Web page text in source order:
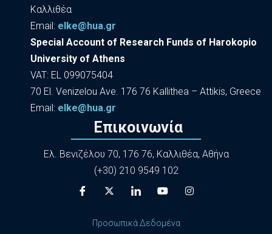
Καλλιθέα
Εmail: elke@hua.gr
Special Account of Research Funds of Harokopio
University of Athens
VAT: EL 099075404
70 El. Venizelou Ave. 176 76 Kallithea – Attikis, Greece
Εmail: elke@hua.gr
Επικοινωνία
Ελ. Βενιζέλου 70, 176 76, Καλλιθέα, Αθήνα
(+30) 210 9549 102
Προσωπικά Δεδομένα